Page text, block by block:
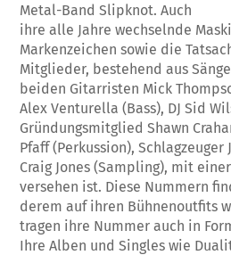
Metal-Band Slipknot. Auch
ihre alle Jahre wechselnde
Markenzeichen sowie die
Mitglieder, bestehend aus
beiden Gitarristen Mick
Alex Venturella (Bass), DJ Sid
Gründungsmitglied Shawn
Pfaff (Perkussion), Schlagzeuger
Craig Jones (Sampling), mit
versehen ist. Diese Nummern
derem auf ihren Bühnenoutfits
tragen ihre Nummer auch in
Ihre Alben und Singles wie